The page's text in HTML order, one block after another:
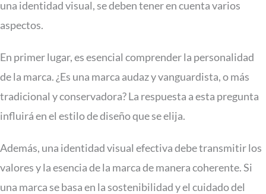
una identidad visual, se deben tener en cuenta varios
aspectos.
En primer lugar, es esencial comprender la personalidad
de la marca. ¿Es una marca audaz y vanguardista, o más
tradicional y conservadora? La respuesta a esta pregunta
influirá en el estilo de diseño que se elija.
Además, una identidad visual efectiva debe transmitir los
valores y la esencia de la marca de manera coherente. Si
una marca se basa en la sostenibilidad y el cuidado del